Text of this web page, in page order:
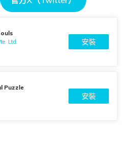
Ltd.
安裝
Puzzle
安裝